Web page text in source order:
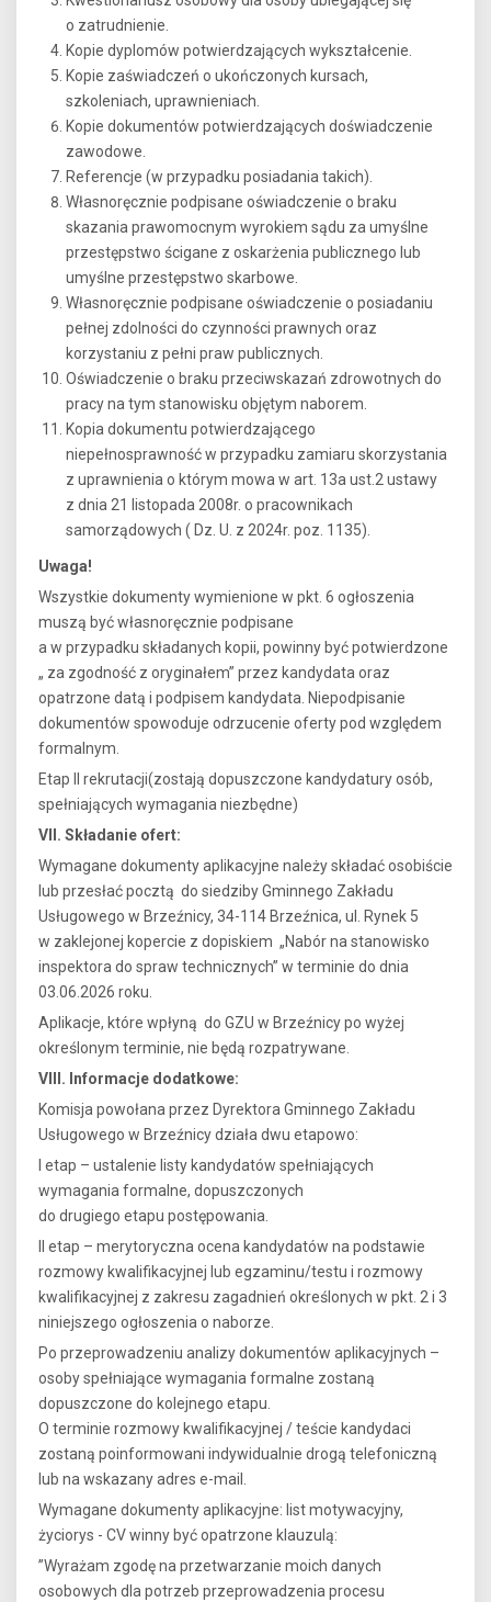
o zatrudnienie.
Kopie dyplomów potwierdzających wykształcenie.
Kopie zaświadczeń o ukończonych kursach,
szkoleniach, uprawnieniach.
Kopie dokumentów potwierdzających doświadczenie
zawodowe.
Referencje (w przypadku posiadania takich).
Własnoręcznie podpisane oświadczenie o braku
skazania prawomocnym wyrokiem sądu za umyślne
przestępstwo ścigane z oskarżenia publicznego lub
umyślne przestępstwo skarbowe.
Własnoręcznie podpisane oświadczenie o posiadaniu
pełnej zdolności do czynności prawnych oraz
korzystaniu z pełni praw publicznych.
Oświadczenie o braku przeciwskazań zdrowotnych do
pracy na tym stanowisku objętym naborem.
Kopia dokumentu potwierdzającego
niepełnosprawność w przypadku zamiaru skorzystania
z uprawnienia o którym mowa w art. 13a ust.2 ustawy
z dnia 21 listopada 2008r. o pracownikach
samorządowych ( Dz. U. z 2024r. poz. 1135).
Uwaga!
Wszystkie dokumenty wymienione w pkt. 6 ogłoszenia
muszą być własnoręcznie podpisane
a w przypadku składanych kopii, powinny być potwierdzone
„ za zgodność z oryginałem” przez kandydata oraz
opatrzone datą i podpisem kandydata. Niepodpisanie
dokumentów spowoduje odrzucenie oferty pod względem
formalnym.
Etap II rekrutacji(zostają dopuszczone kandydatury osób,
spełniających wymagania niezbędne)
VII. Składanie ofert:
Wymagane dokumenty aplikacyjne należy składać osobiście
lub przesłać pocztą do siedziby Gminnego Zakładu
Usługowego w Brzeźnicy, 34-114 Brzeźnica, ul. Rynek 5
w zaklejonej kopercie z dopiskiem „Nabór na stanowisko
inspektora do spraw technicznych” w terminie do dnia
03.06.2026 roku.
Aplikacje, które wpłyną do GZU w Brzeźnicy po wyżej
określonym terminie, nie będą rozpatrywane.
VIII. Informacje dodatkowe:
Komisja powołana przez Dyrektora Gminnego Zakładu
Usługowego w Brzeźnicy działa dwu etapowo:
I etap – ustalenie listy kandydatów spełniających
wymagania formalne, dopuszczonych
do drugiego etapu postępowania.
II etap – merytoryczna ocena kandydatów na podstawie
rozmowy kwalifikacyjnej lub egzaminu/testu i rozmowy
kwalifikacyjnej z zakresu zagadnień określonych w pkt. 2 i 3
niniejszego ogłoszenia o naborze.
Po przeprowadzeniu analizy dokumentów aplikacyjnych –
osoby spełniające wymagania formalne zostaną
dopuszczone do kolejnego etapu.
O terminie rozmowy kwalifikacyjnej / teście kandydaci
zostaną poinformowani indywidualnie drogą telefoniczną
lub na wskazany adres e-mail.
Wymagane dokumenty aplikacyjne: list motywacyjny,
życiorys - CV winny być opatrzone klauzulą:
”Wyrażam zgodę na przetwarzanie moich danych
osobowych dla potrzeb przeprowadzenia procesu